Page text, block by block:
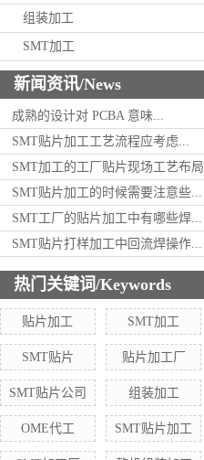
组装加工
SMT加工
新闻资讯/News
成熟的设计对 PCBA 意味...
SMT贴片加工工艺流程应考虑...
SMT加工的工厂贴片现场工艺布局
SMT贴片加工的时候需要注意些...
SMT工厂的贴片加工中有哪些焊...
SMT贴片打样加工中回流焊操作...
热门关键词/Keywords
贴片加工 SMT加工
SMT贴片 贴片加工厂
SMT贴片公司 组装加工
OME代工 SMT贴片加工